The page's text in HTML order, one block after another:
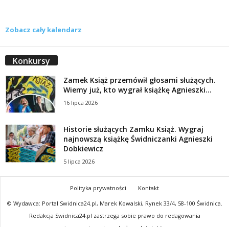
Zobacz cały kalendarz
Konkursy
Zamek Książ przemówił głosami służących.
Wiemy już, kto wygrał książkę Agnieszki...
16 lipca 2026
Historie służących Zamku Książ. Wygraj
najnowszą książkę Świdniczanki Agnieszki
Dobkiewicz
5 lipca 2026
Polityka prywatności
Kontakt
© Wydawca: Portal Swidnica24.pl, Marek Kowalski, Rynek 33/4, 58-100 Świdnica.
Redakcja Swidnica24.pl zastrzega sobie prawo do redagowania